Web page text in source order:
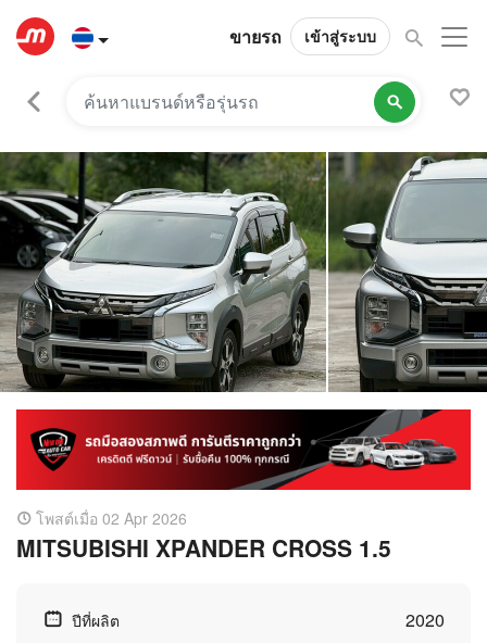
ขายรถ เข้าสู่ระบบ
โพสต์เมื่อ 02 Apr 2026
MITSUBISHI XPANDER CROSS 1.5
ปีที่ผลิต 2020